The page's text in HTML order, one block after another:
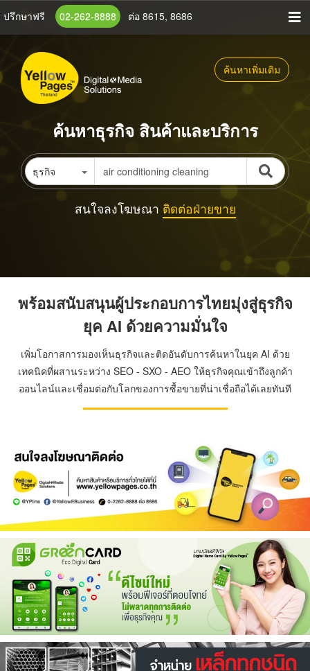
ข้าม
เนื้อหา
หลัก
ปรึกษาฟรี 02-262-8888 ต่อ 8615, 8686
ค้นหาเพิ่มเติม
ค้นหาธุรกิจ สินค้าและบริการ
ธุรกิจ
สนใจลงโฆษณา ติดต่อฝ่ายขาย
พร้อมสนับสนุนผู้ประกอบการไทยมุ่งสู่ธุรกิจ
ยุค AI ด้วยความมั่นใจ
เพิ่มโอกาสการมองเห็นธุรกิจและติดอันดับการค้นหาในยุค AI ด้วย
เทคนิคที่ผสานระหว่าง SEO - SXO - AEO ให้ธุรกิจคุณเข้าถึงลูกค้า
ออนไลน์และเชื่อมต่อกับโลกของการซื้อขายที่น่าเชื่อถือได้เลยทันที